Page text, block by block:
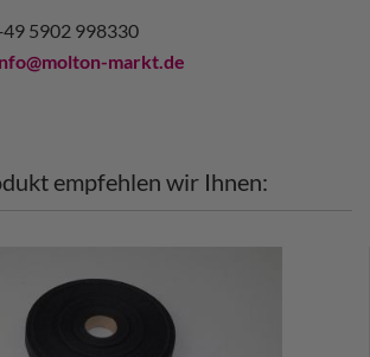
5902 998330
markt.de
empfehlen wir Ihnen: